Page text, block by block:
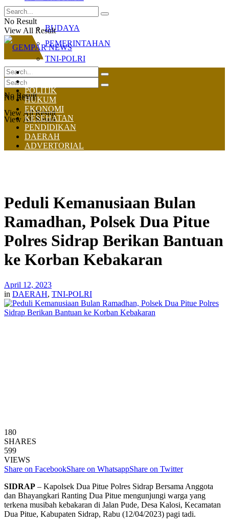
BUDAYA
PEMERINTAHAN
TNI-POLRI
No Result
View All Result
No Result
View All Result
No Result
View All Result
HOME
NASIONAL
POLITIK
HUKUM
EKONOMI
KESEHATAN
PENDIDIKAN
DAERAH
ADVERTORIAL
Peduli Kemanusiaan Bulan
Ramadhan, Polsek Dua Pitue
Polres Sidrap Berikan Bantuan
ke Korban Kebakaran
April 12, 2023
in DAERAH, TNI-POLRI
180
SHARES
599
VIEWS
Share on FacebookShare on WhatsappShare on Twitter
SIDRAP – Kapolsek Dua Pitue Polres Sidrap Bersama Anggota
dan Bhayangkari Ranting Dua Pitue mengunjungi warga yang
terkena musibah kebakaran di Jalan Pude, Desa Kalosi, Kecamatan
Dua Pitue, Kabupaten Sidrap, Rabu (12/04/2023) pagi tadi.